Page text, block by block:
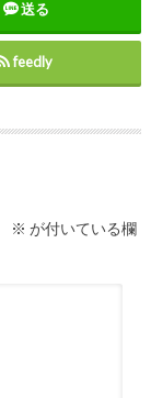
送る
feedly
※ が付いている欄